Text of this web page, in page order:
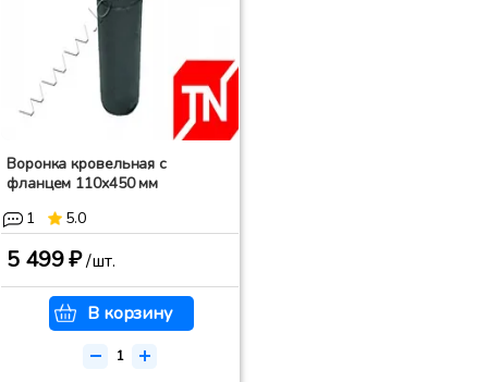
Воронка кровельная с
фланцем 110х450 мм
1
5.0
5 499 ₽/шт.
В корзину